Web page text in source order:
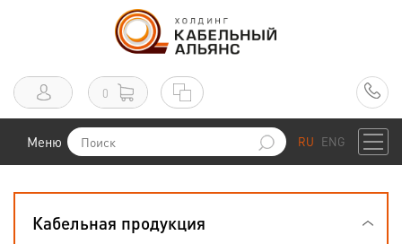
0
Меню RU ENG
Кабельная продукция